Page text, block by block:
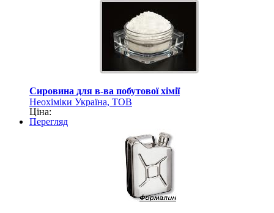
Сировина для в-ва побутової хімії
Неохіміки Україна, ТОВ
Ціна:
Перегляд